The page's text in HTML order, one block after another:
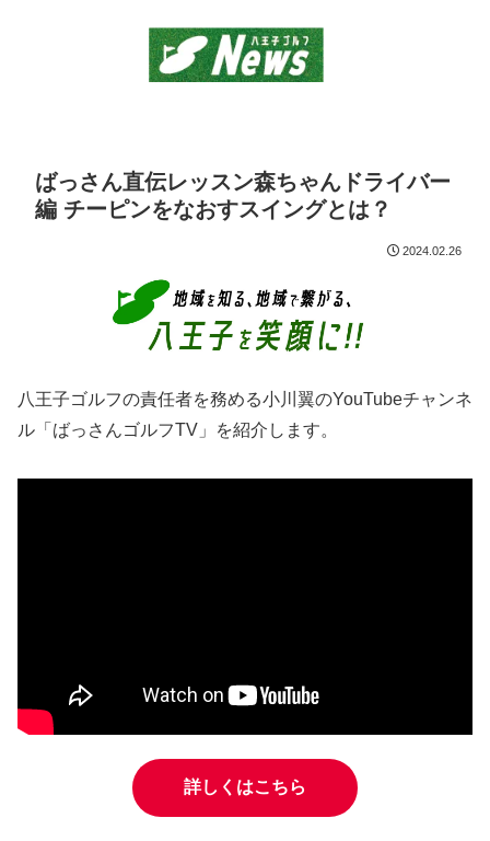
ばっさん直伝レッスン森ちゃんドライバー
編 チーピンをなおすスイングとは？
2024.02.26
八王子ゴルフの責任者を務める小川翼のYouTubeチャンネ
ル「ばっさんゴルフTV」を紹介します。
詳しくはこちら